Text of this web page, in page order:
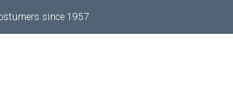
since 1957